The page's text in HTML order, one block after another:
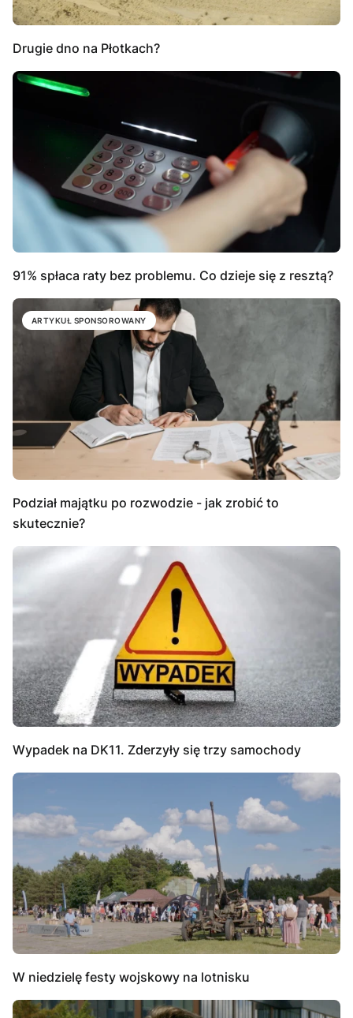
Drugie dno na Płotkach?
91% spłaca raty bez problemu. Co dzieje się z resztą?
ARTYKUŁ SPONSOROWANY
Podział majątku po rozwodzie - jak zrobić to
skutecznie?
Wypadek na DK11. Zderzyły się trzy samochody
W niedzielę festy wojskowy na lotnisku